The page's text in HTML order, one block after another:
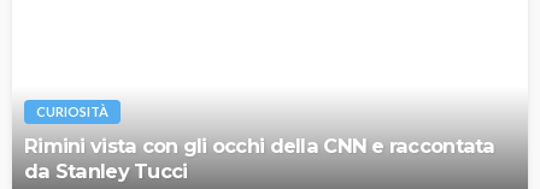
CURIOSITÀ
Rimini vista con gli occhi della CNN e raccontata
da Stanley Tucci